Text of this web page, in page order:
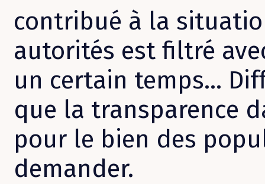
contribué à la
autorités est filtré
un certain temps…
que la transparence
pour le bien des
demander.